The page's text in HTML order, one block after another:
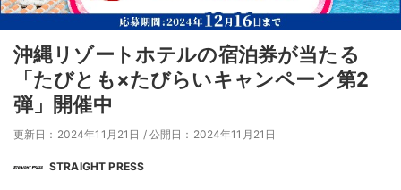
沖縄リゾートホテルの宿泊券が当たる
「たびとも×たびらいキャンペーン第2
弾」開催中
更新日：2024年11月21日 / 公開日：2024年11月21日
STRAIGHT PRESS